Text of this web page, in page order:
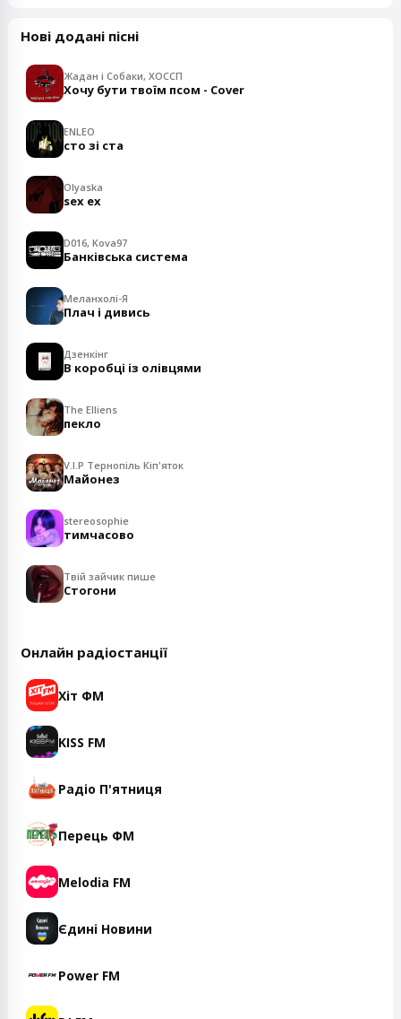
Нові додані пісні
Жадан і Собаки, ХОССП
Хочу бути твоїм псом - Cover
ENLEO
сто зі ста
Olyaska
sex ex
D016, Kova97
Банківська система
Меланхолі-Я
Плач і дивись
Дзенкінг
В коробці із олівцями
The Elliens
пекло
V.I.P Тернопіль Кіп'яток
Майонез
stereosophie
тимчасово
Твій зайчик пише
Стогони
Онлайн радіостанції
Хіт ФМ
KISS FM
Радіо П'ятниця
Перець ФМ
Melodia FM
Єдині Новини
Power FM